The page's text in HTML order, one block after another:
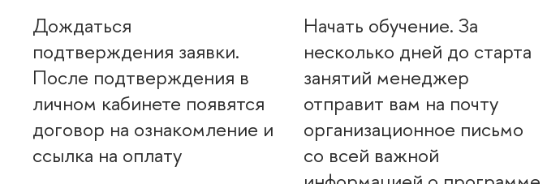
Дождаться
подтверждения заявки.
После подтверждения
личном кабинете появятся
договор на ознакомление и
ссылка на оплату
Начать обучение. За
несколько дней до старта
занятий менеджер
отправит вам на почту
организационное письмо
со всей важной